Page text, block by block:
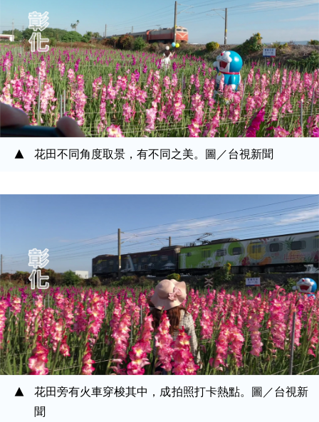
花田不同角度取景，有不同之美。圖／台視新聞
花田旁有火車穿梭其中，成拍照打卡熱點。圖／台視新
聞